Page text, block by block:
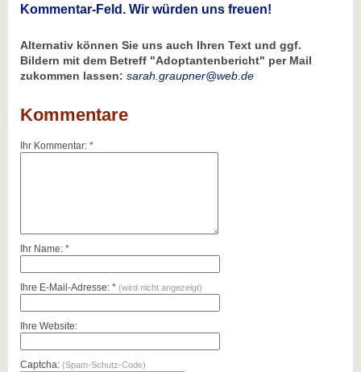
Kommentar-Feld. Wir würden uns freuen!
Alternativ können Sie uns auch Ihren Text und ggf.
Bildern mit dem Betreff "Adoptantenbericht" per Mail
zukommen lassen: sarah.graupner@web.de
Kommentare
Ihr Kommentar: *
Ihr Name: *
Ihre E-Mail-Adresse: * (wird nicht angezeigt)
Ihre Website:
Captcha: (Spam-Schutz-Code)